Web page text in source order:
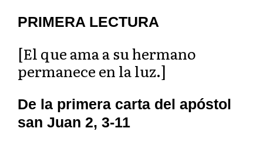
PRIMERA LECTURA
[El que ama a su hermano
permanece en la luz.]
De la primera carta del apóstol
san Juan 2, 3-11